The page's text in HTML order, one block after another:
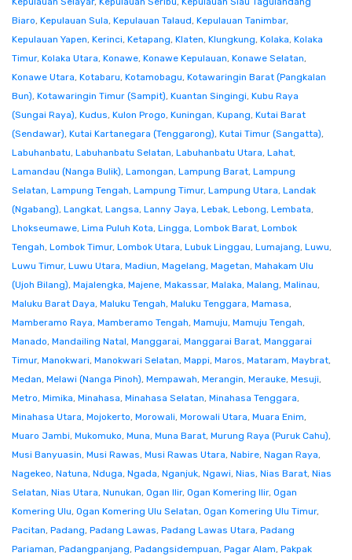
Biaro, Kepulauan Sula, Kepulauan Talaud, Kepulauan Tanimbar,
Kepulauan Yapen, Kerinci, Ketapang, Klaten, Klungkung, Kolaka, Kolaka
Timur, Kolaka Utara, Konawe, Konawe Kepulauan, Konawe Selatan,
Konawe Utara, Kotabaru, Kotamobagu, Kotawaringin Barat (Pangkalan
Bun), Kotawaringin Timur (Sampit), Kuantan Singingi, Kubu Raya
(Sungai Raya), Kudus, Kulon Progo, Kuningan, Kupang, Kutai Barat
(Sendawar), Kutai Kartanegara (Tenggarong), Kutai Timur (Sangatta),
Labuhanbatu, Labuhanbatu Selatan, Labuhanbatu Utara, Lahat,
Lamandau (Nanga Bulik), Lamongan, Lampung Barat, Lampung
Selatan, Lampung Tengah, Lampung Timur, Lampung Utara, Landak
(Ngabang), Langkat, Langsa, Lanny Jaya, Lebak, Lebong, Lembata,
Lhokseumawe, Lima Puluh Kota, Lingga, Lombok Barat, Lombok
Tengah, Lombok Timur, Lombok Utara, Lubuk Linggau, Lumajang, Luwu,
Luwu Timur, Luwu Utara, Madiun, Magelang, Magetan, Mahakam Ulu
(Ujoh Bilang), Majalengka, Majene, Makassar, Malaka, Malang, Malinau,
Maluku Barat Daya, Maluku Tengah, Maluku Tenggara, Mamasa,
Mamberamo Raya, Mamberamo Tengah, Mamuju, Mamuju Tengah,
Manado, Mandailing Natal, Manggarai, Manggarai Barat, Manggarai
Timur, Manokwari, Manokwari Selatan, Mappi, Maros, Mataram, Maybrat,
Medan, Melawi (Nanga Pinoh), Mempawah, Merangin, Merauke, Mesuji,
Metro, Mimika, Minahasa, Minahasa Selatan, Minahasa Tenggara,
Minahasa Utara, Mojokerto, Morowali, Morowali Utara, Muara Enim,
Muaro Jambi, Mukomuko, Muna, Muna Barat, Murung Raya (Puruk Cahu),
Musi Banyuasin, Musi Rawas, Musi Rawas Utara, Nabire, Nagan Raya,
Nagekeo, Natuna, Nduga, Ngada, Nganjuk, Ngawi, Nias, Nias Barat, Nias
Selatan, Nias Utara, Nunukan, Ogan Ilir, Ogan Komering Ilir, Ogan
Komering Ulu, Ogan Komering Ulu Selatan, Ogan Komering Ulu Timur,
Pacitan, Padang, Padang Lawas, Padang Lawas Utara, Padang
Pariaman, Padangpanjang, Padangsidempuan, Pagar Alam, Pakpak